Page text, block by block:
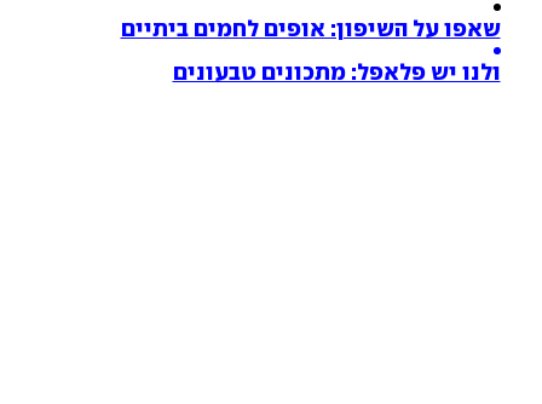
שאפו על השיפון: אופים לחמים ביתיים
ולנו יש פלאפל: מתכונים טבעונים